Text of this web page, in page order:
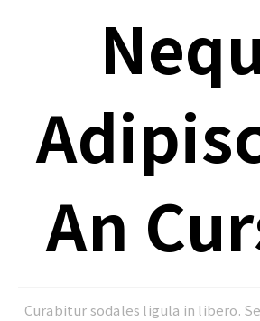
An
Curabitur sodales ligula in libero.